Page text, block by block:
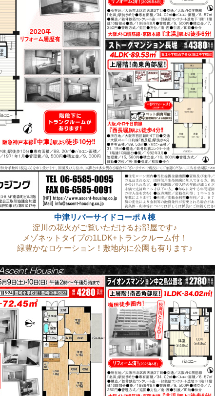
中津リバーサイドコーポＡ棟
淀川の花火がご覧いただけるお部屋です♪
メゾネットタイプの1LDK+トランクルーム付！
緑豊かなロケーション！敷地内に公園も有ります♪